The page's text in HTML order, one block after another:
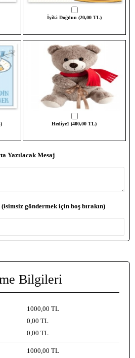
İyiki Doğdun (20,00 TL)
Hediye1 (400,00 TL)
Yazılacak Mesaj
göndermek için boş bırakın)
Bilgileri
1000 ,00 TL
0 ,00 TL
0 ,00 TL
1000 ,00 TL